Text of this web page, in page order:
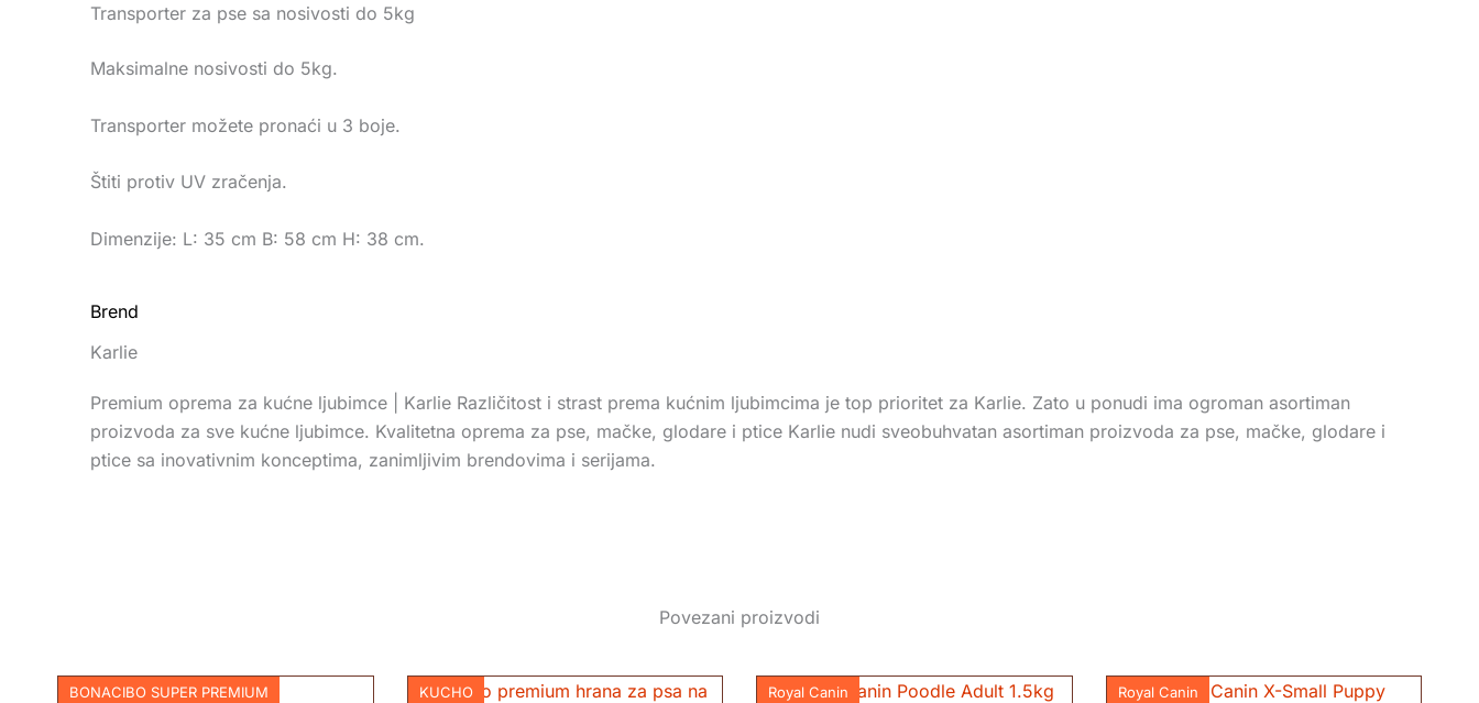
Transporter za pse sa nosivosti do 5kg
Maksimalne nosivosti do 5kg.
Transporter možete pronaći u 3 boje.
Štiti protiv UV zračenja.
Dimenzije: L: 35 cm B: 58 cm H: 38 cm.
Brend
Karlie
Premium oprema za kućne ljubimce | Karlie Različitost i strast prema kućnim ljubimcima je top prioritet za Karlie. Zato u ponudi ima ogroman asortiman
proizvoda za sve kućne ljubimce. Kvalitetna oprema za pse, mačke, glodare i ptice Karlie nudi sveobuhvatan asortiman proizvoda za pse, mačke, glodare i
ptice sa inovativnim konceptima, zanimljivim brendovima i serijama.
Povezani proizvodi
BONACIBO SUPER PREMIUM KUCHO Royal Canin Royal Canin